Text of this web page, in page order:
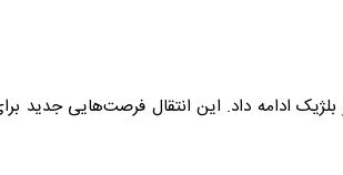
در بلژیک ادامه داد. این انتقال فرصت‌هایی جدید